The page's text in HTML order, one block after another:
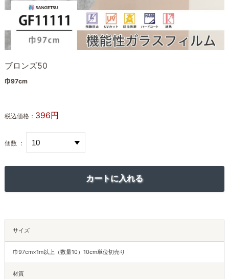
ブロンズ50
巾97cm
税込価格： 396円
個数 ：
サイズ
巾97cm×1m以上（数量10）10cm単位切売り
材質